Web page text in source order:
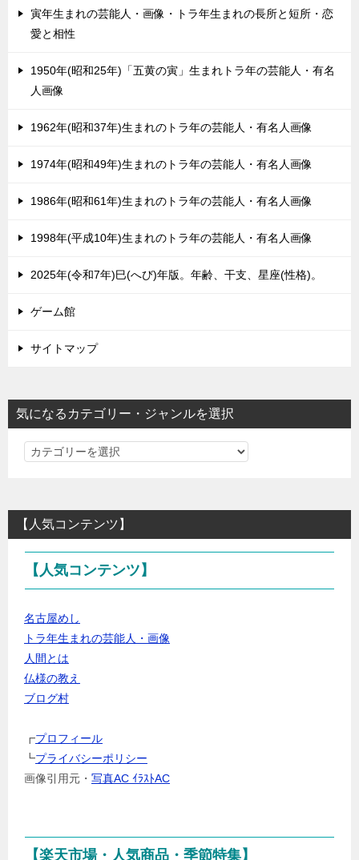
寅年生まれの芸能人・画像・トラ年生まれの長所と短所・恋
愛と相性
1950年(昭和25年)「五黄の寅」生まれトラ年の芸能人・有名
人画像
1962年(昭和37年)生まれのトラ年の芸能人・有名人画像
1974年(昭和49年)生まれのトラ年の芸能人・有名人画像
1986年(昭和61年)生まれのトラ年の芸能人・有名人画像
1998年(平成10年)生まれのトラ年の芸能人・有名人画像
2025年(令和7年)巳(へび)年版。年齢、干支、星座(性格)。
ゲーム館
サイトマップ
気になるカテゴリー・ジャンルを選択
気
る
カ
テ
リ
ー・
ャ
ン
ル
択
【人気コンテンツ】
【人気コンテンツ】
名古屋めし
トラ年生まれの芸能人・画像
人間とは
仏様の教え
ブログ村
┏プロフィール
┗プライバシーポリシー
画像引用元・ 写真AC ｲﾗｽﾄAC
【楽天市場・人気商品・季節特集】